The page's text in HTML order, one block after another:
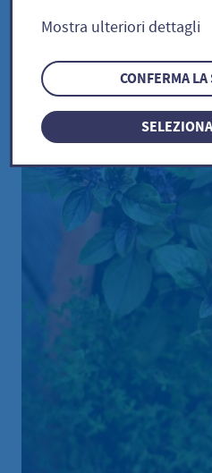
n
Mostra ulteriori dettagli
CONFERMA